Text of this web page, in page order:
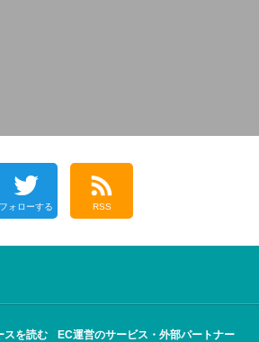
フォローする RSS
スを読む
EC運営のサービス・外部パートナー